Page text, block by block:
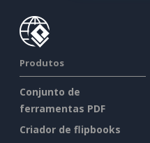
Produtos
Conjunto de
ferramentas PDF
Criador de flipbooks